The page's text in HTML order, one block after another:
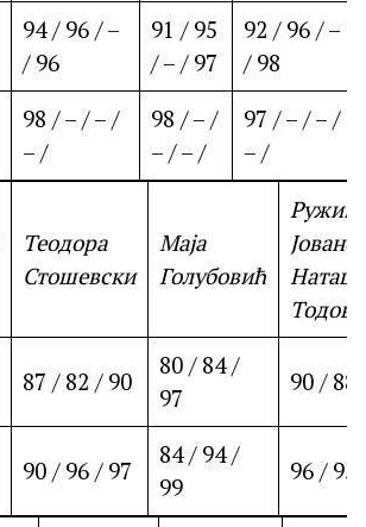
94 / 96 / –
/ 96
91 / 95
/ – / 97
92 / 96 / –
/ 98
98 / – / – /
– /
98 / – /
– / – /
97 / – / – /
– /
Теодора
Стошевски
Маја
Голубовић
87 / 82 / 90
80 / 84 /
97
90 / 88
90 / 96 / 97
84 / 94 /
99
96 / 95